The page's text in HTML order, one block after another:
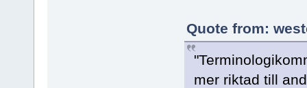
Quote from:
mer riktad till